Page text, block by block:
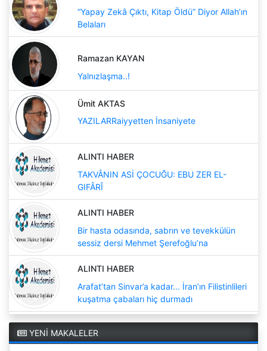
“Yapay Zekâ Çıktı, Kitap Öldü” Diyor Allah’ın
Belaları
Ramazan KAYAN
Yalnızlaşma..!
Ümit AKTAS
YAZILARRaiyyetten İnsaniyete
ALINTI HABER
TAKVÂNIN ASİ ÇOCUĞU: EBU ZER EL-
GIFÂRÎ
ALINTI HABER
Bir hasta odasında, sabrın ve tevekkülün
sessiz dersi Mehmet Şerefoğlu’na
ALINTI HABER
Arafat’tan Sinvar’a kadar... İran’ın Filistinlileri
kuşatma çabaları hiç durmadı
YENİ MAKALELER